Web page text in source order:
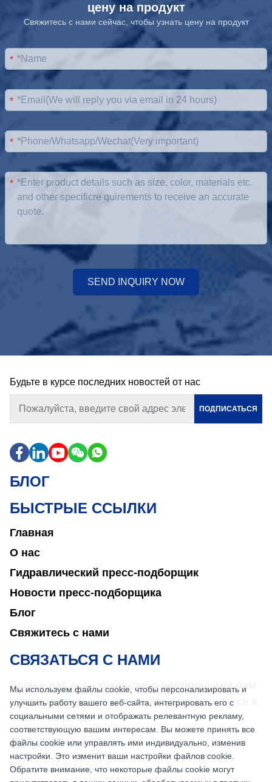
цену на продукт
Свяжитесь с нами сейчас, чтобы узнать цену на продукт
*
*
*
*
SEND INQUIRY NOW
Будьте в курсе последних новостей от нас
ПОДПИСАТЬСЯ
БЛОГ
БЫСТРЫЕ ССЫЛКИ
Главная
О нас
Гидравлический пресс-подборщик
Новости пресс-подборщика
Блог
Свяжитесь с нами
СВЯЗАТЬСЯ С НАМИ
Если у вас есть какие-либо вопросы или вам
нужна помощь, не стесняйтесь обращаться к
нашей команде.
sales@nkbaler.com
+86 15021631102
Мы используем файлы cookie, чтобы персонализировать и
улучшить работу вашего веб-сайта, интегрировать его с
социальными сетями и отображать релевантную рекламу,
соответствующую вашим интересам. Вы можете принять все
файлы cookie или управлять ими индивидуально, изменив
настройки. Это изменит ваши настройки файлов cookie.
Обратите внимание, что некоторые файлы cookie могут